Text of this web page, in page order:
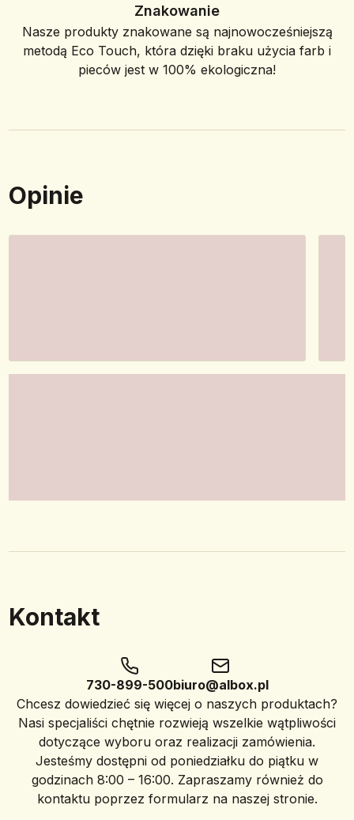
Znakowanie
Nasze produkty znakowane są najnowocześniejszą
metodą Eco Touch, która dzięki braku użycia farb i
pieców jest w 100% ekologiczna!
Opinie
Kontakt
730-899-500biuro@albox.pl
Chcesz dowiedzieć się więcej o naszych produktach?
Nasi specjaliści chętnie rozwieją wszelkie wątpliwości
dotyczące wyboru oraz realizacji zamówienia.
Jesteśmy dostępni od poniedziałku do piątku w
godzinach 8:00 – 16:00. Zapraszamy również do
kontaktu poprzez formularz na naszej stronie.